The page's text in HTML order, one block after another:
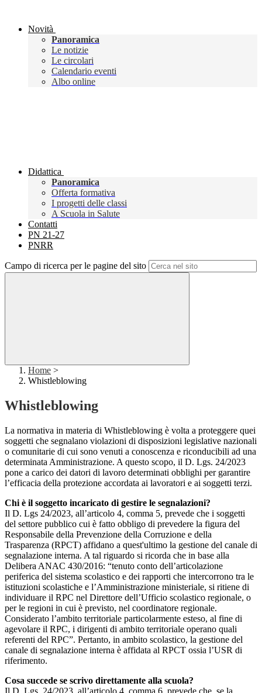
Novità
Panoramica
Le notizie
Le circolari
Calendario eventi
Albo online
Didattica
Panoramica
Offerta formativa
I progetti delle classi
A Scuola in Salute
Contatti
PN 21-27
PNRR
Campo di ricerca per le pagine del sito
Home >
Whistleblowing
Whistleblowing
La normativa in materia di Whistleblowing è volta a proteggere quei
soggetti che segnalano violazioni di disposizioni legislative nazionali
o comunitarie di cui sono venuti a conoscenza e riconducibili ad una
determinata Amministrazione. A questo scopo, il D. Lgs. 24/2023
pone a carico dei datori di lavoro determinati obblighi per garantire
l’efficacia della protezione accordata ai lavoratori e ai soggetti terzi.
Chi è il soggetto incaricato di gestire le segnalazioni?
Il D. Lgs 24/2023, all’articolo 4, comma 5, prevede che i soggetti
del settore pubblico cui è fatto obbligo di prevedere la figura del
Responsabile della Prevenzione della Corruzione e della
Trasparenza (RPCT) affidano a quest'ultimo la gestione del canale di
segnalazione interna. A tal riguardo si ricorda che in base alla
Delibera ANAC 430/2016: “tenuto conto dell’articolazione
periferica del sistema scolastico e dei rapporti che intercorrono tra le
istituzioni scolastiche e l’Amministrazione ministeriale, si ritiene di
individuare il RPC nel Direttore dell’Ufficio scolastico regionale, o
per le regioni in cui è previsto, nel coordinatore regionale.
Considerato l’ambito territoriale particolarmente esteso, al fine di
agevolare il RPC, i dirigenti di ambito territoriale operano quali
referenti del RPC”. Pertanto, in ambito scolastico, la gestione del
canale di segnalazione interna è affidata al RPCT ossia l’USR di
riferimento.
Cosa succede se scrivo direttamente alla scuola?